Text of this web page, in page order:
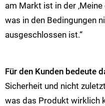
am Markt ist in der
was in den Bedingungen
ausgeschlossen ist.“
Für den Kunden bedeute
Sicherheit und nicht
was das Produkt wirklich